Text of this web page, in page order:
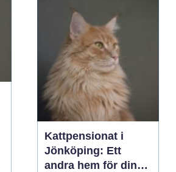
hunden blir...
Kattpensionat i
Jönköping: Ett
andra hem för din